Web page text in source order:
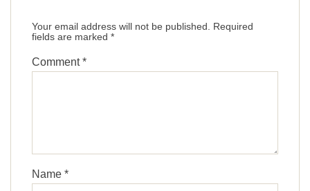
Your email address will not be published.
Required
fields are marked *
Comment*
Name *